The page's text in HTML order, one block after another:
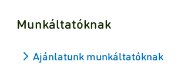
Munkáltatóknak
Ajánlatunk munkáltatóknak